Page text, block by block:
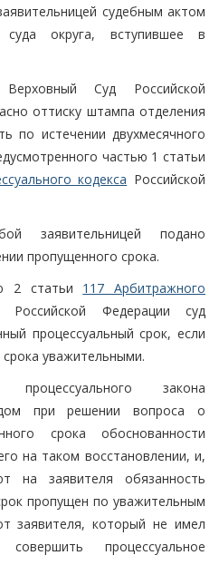
судебным актом
суда округа, вступившее в
Суд Российской
оттиску штампа отделения
по истечении двухмесячного
частью 1 статьи
кодекса Российской
заявительницей подано
пропущенного срока.
2 статьи 117 Арбитражного
Российской Федерации суд
процессуальный срок, если
уважительными.
закона
при решении вопроса о
срока обоснованности
на таком восстановлении, и,
на заявителя обязанность
пропущен по уважительным
заявителя, который не имел
процессуальное